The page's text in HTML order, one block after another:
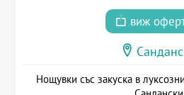
виж
Нощувки със закуска в